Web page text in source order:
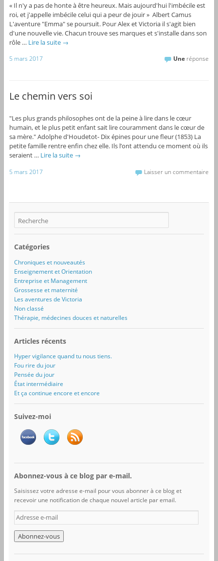
« Il n'y a pas de honte à être heureux. Mais aujourd'hui l'imbécile est
roi, et j'appelle imbécile celui qui a peur de jouir » Albert Camus
L'aventure "Emma" se poursuit. Pour Alex et Victoria il s'agit bien
d'une nouvelle vie. Chacun trouve ses marques et s'installe dans son
rôle … Lire la suite →
5 mars 2017 Une réponse
Le chemin vers soi
"Les plus grands philosophes ont de la peine à lire dans le cœur
humain, et le plus petit enfant sait lire couramment dans le cœur de
sa mère." Adolphe d'Houdetot- Dix épines pour une fleur (1853) La
petite famille rentre enfin chez elle. Ils l’ont attendu ce moment où ils
seraient … Lire la suite →
5 mars 2017 Laisser un commentaire
Catégories
Chroniques et nouveautés
Enseignement et Orientation
Entreprise et Management
Grossesse et maternité
Les aventures de Victoria
Non classé
Thérapie, médecines douces et naturelles
Articles récents
Hyper vigilance quand tu nous tiens.
Fou rire du jour
Pensée du jour
État intermédiaire
Et ça continue encore et encore
Suivez-moi
Abonnez-vous à ce blog par e-mail.
Saisissez votre adresse e-mail pour vous abonner à ce blog et
recevoir une notification de chaque nouvel article par email.
A
d
r
e
s